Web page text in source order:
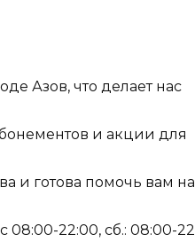
Азов, что делает нас
и акции для
и готова помочь вам на
08:00-22:00, сб.: 08:00-